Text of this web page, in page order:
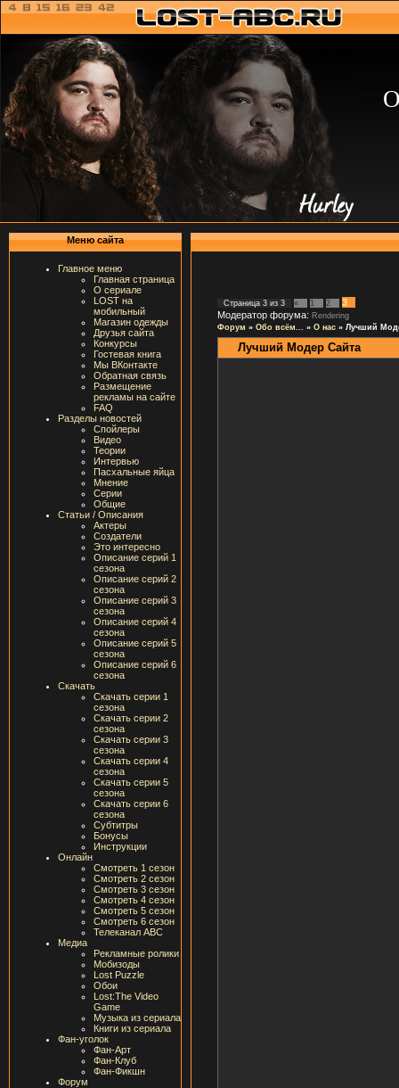
Меню сайта
Главное меню
Главная страница
О сериале
LOST на
мобильный
Магазин одежды
Друзья сайта
Конкурсы
Гостевая книга
Мы ВКонтакте
Обратная связь
Размещение
рекламы на сайте
FAQ
Разделы новостей
Спойлеры
Видео
Теории
Интервью
Пасхальные яйца
Мнение
Серии
Общие
Статьи / Описания
Актеры
Создатели
Это интересно
Описание серий 1
сезона
Описание серий 2
сезона
Описание серий 3
сезона
Описание серий 4
сезона
Описание серий 5
сезона
Описание серий 6
сезона
Скачать
Скачать серии 1
сезона
Скачать серии 2
сезона
Скачать серии 3
сезона
Скачать серии 4
сезона
Скачать серии 5
сезона
Скачать серии 6
сезона
Субтитры
Бонусы
Инструкции
Онлайн
Смотреть 1 сезон
Смотреть 2 сезон
Смотреть 3 сезон
Смотреть 4 сезон
Смотреть 5 сезон
Смотреть 6 сезон
Телеканал ABC
Медиа
Рекламные ролики
Мобизоды
Lost Puzzle
Обои
Lost:The Video
Game
Музыка из сериала
Книги из сериала
Фан-уголок
Фан-Арт
Фан-Клуб
Фан-Фикшн
Форум
Страница 3 из 3 « 1 2
3
Модератор форума: Rendering
Форум » Обо всём... » О нас » Лучший
Лучший Модер Сайта